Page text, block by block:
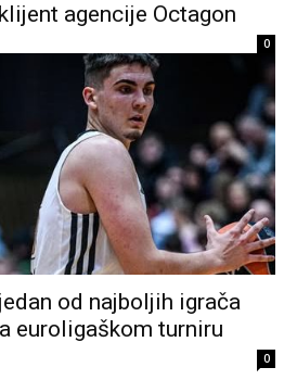
agencije Octagon
0
od najboljih igrača
euroligaškom turniru
0